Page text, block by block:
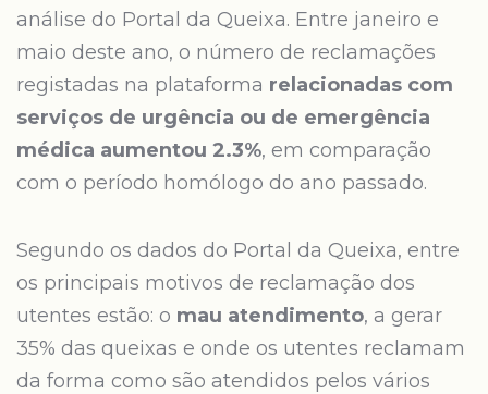
análise do Portal da Queixa. Entre janeiro e
maio deste ano, o número de reclamações
registadas na plataforma relacionadas com
serviços de urgência ou de emergência
médica aumentou 2.3%, em comparação
com o período homólogo do ano passado.
Segundo os dados do Portal da Queixa, entre
os principais motivos de reclamação dos
utentes estão: o mau atendimento, a gerar
35% das queixas e onde os utentes reclamam
da forma como são atendidos pelos vários